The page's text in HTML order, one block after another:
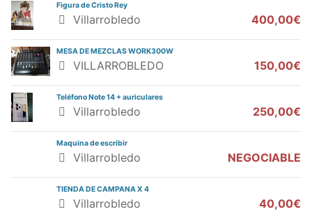
Figura de Cristo Rey
Villarrobledo 400,00€
MESA DE MEZCLAS WORK300W
VILLARROBLEDO 150,00€
Teléfono Note 14 + auriculares
Villarrobledo 250,00€
Maquina de escribir
Villarrobledo NEGOCIABLE
TIENDA DE CAMPANA X 4
Villarrobledo 40,00€